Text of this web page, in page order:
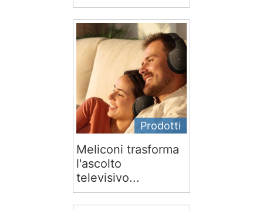
Prodotti
Meliconi trasforma
l'ascolto
televisivo...